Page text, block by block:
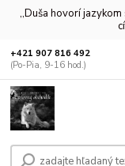
,,Duša hovorí
+421 907 816 492
(Po-Pia, 9-16 hod.)